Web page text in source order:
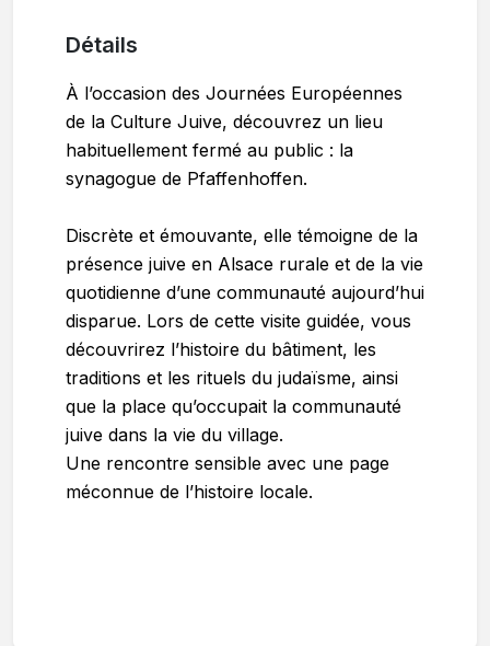
Détails
À l’occasion des Journées Européennes
de la Culture Juive, découvrez un lieu
habituellement fermé au public : la
synagogue de Pfaffenhoffen.
Discrète et émouvante, elle témoigne de la
présence juive en Alsace rurale et de la vie
quotidienne d’une communauté aujourd’hui
disparue. Lors de cette visite guidée, vous
découvrirez l’histoire du bâtiment, les
traditions et les rituels du judaïsme, ainsi
que la place qu’occupait la communauté
juive dans la vie du village.
Une rencontre sensible avec une page
méconnue de l’histoire locale.